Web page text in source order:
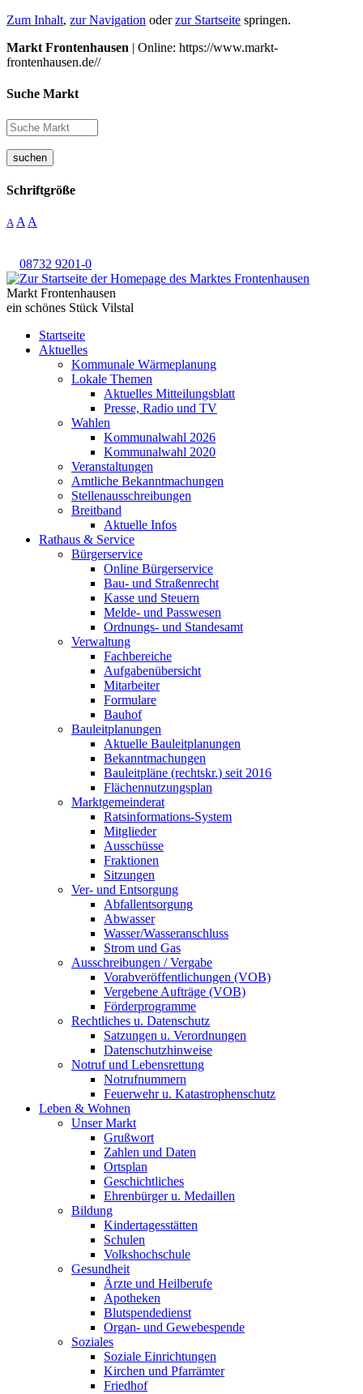
Zum Inhalt, zur Navigation oderzur Startseite springen.
Markt Frontenhausen | Online: https://www.markt-
frontenhausen.de//
Suche Markt
suchen
Schriftgröße
A A A
08732 9201-0
Markt Frontenhausen
ein schönes Stück Vilstal
Startseite
Aktuelles
Kommunale Wärmeplanung
Lokale Themen
Aktuelles Mitteilungsblatt
Presse, Radio und TV
Wahlen
Kommunalwahl 2026
Kommunalwahl 2020
Veranstaltungen
Amtliche Bekanntmachungen
Stellenausschreibungen
Breitband
Aktuelle Infos
Rathaus & Service
Bürgerservice
Online Bürgerservice
Bau- und Straßenrecht
Kasse und Steuern
Melde- und Passwesen
Ordnungs- und Standesamt
Verwaltung
Fachbereiche
Aufgabenübersicht
Mitarbeiter
Formulare
Bauhof
Bauleitplanungen
Aktuelle Bauleitplanungen
Bekanntmachungen
Bauleitpläne (rechtskr.) seit 2016
Flächennutzungsplan
Marktgemeinderat
Ratsinformations-System
Mitglieder
Ausschüsse
Fraktionen
Sitzungen
Ver- und Entsorgung
Abfallentsorgung
Abwasser
Wasser/Wasseranschluss
Strom und Gas
Ausschreibungen / Vergabe
Vorabveröffentlichungen (VOB)
Vergebene Aufträge (VOB)
Förderprogramme
Rechtliches u. Datenschutz
Satzungen u. Verordnungen
Datenschutzhinweise
Notruf und Lebensrettung
Notrufnummern
Feuerwehr u. Katastrophenschutz
Leben & Wohnen
Unser Markt
Grußwort
Zahlen und Daten
Ortsplan
Geschichtliches
Ehrenbürger u. Medaillen
Bildung
Kindertagesstätten
Schulen
Volkshochschule
Gesundheit
Ärzte und Heilberufe
Apotheken
Blutspendedienst
Organ- und Gewebespende
Soziales
Soziale Einrichtungen
Kirchen und Pfarrämter
Friedhof